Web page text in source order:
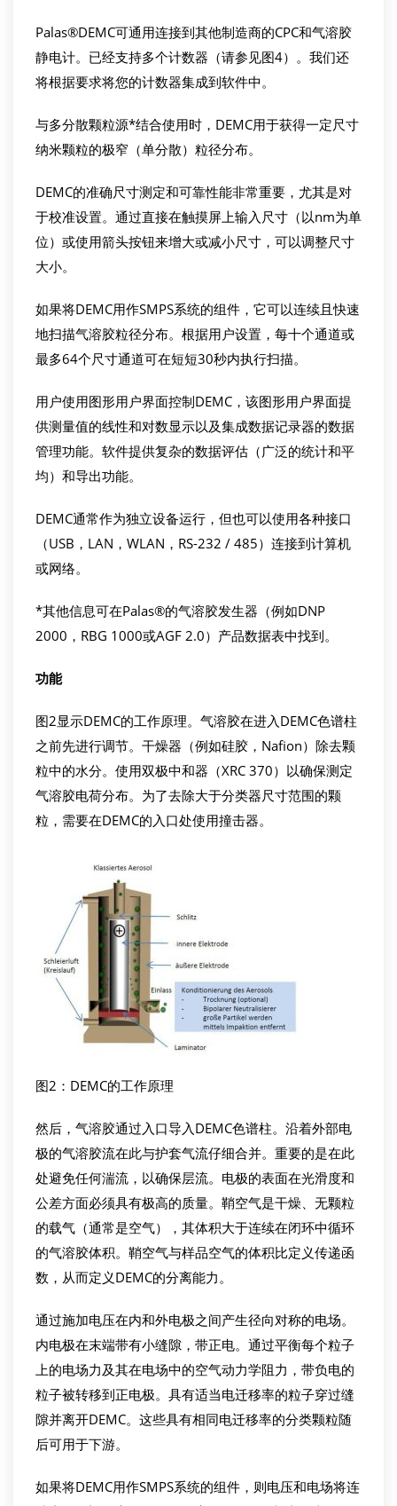
Palas®DEMC可通用连接到其他制造商的CPC和气溶胶
静电计。已经支持多个计数器（请参见图4）。我们还
将根据要求将您的计数器集成到软件中。
与多分散颗粒源*结合使用时，DEMC用于获得一定尺寸
纳米颗粒的极窄（单分散）粒径分布。
DEMC的准确尺寸测定和可靠性能非常重要，尤其是对
于校准设置。通过直接在触摸屏上输入尺寸（以nm为单
位）或使用箭头按钮来增大或减小尺寸，可以调整尺寸
大小。
如果将DEMC用作SMPS系统的组件，它可以连续且快速
地扫描气溶胶粒径分布。根据用户设置，每十个通道或
最多64个尺寸通道可在短短30秒内执行扫描。
用户使用图形用户界面控制DEMC，该图形用户界面提
供测量值的线性和对数显示以及集成数据记录器的数据
管理功能。软件提供复杂的数据评估（广泛的统计和平
均）和导出功能。
DEMC通常作为独立设备运行，但也可以使用各种接口
（USB，LAN，WLAN，RS-232 / 485）连接到计算机
或网络。
*其他信息可在Palas®的气溶胶发生器（例如DNP
2000，RBG 1000或AGF 2.0）产品数据表中找到。
功能
图2显示DEMC的工作原理。气溶胶在进入DEMC色谱柱
之前先进行调节。干燥器（例如硅胶，Nafion）除去颗
粒中的水分。使用双极中和器（XRC 370）以确保测定
气溶胶电荷分布。为了去除大于分类器尺寸范围的颗
粒，需要在DEMC的入口处使用撞击器。
图2：DEMC的工作原理
然后，气溶胶通过入口导入DEMC色谱柱。沿着外部电
极的气溶胶流在此与护套气流仔细合并。重要的是在此
处避免任何湍流，以确保层流。电极的表面在光滑度和
公差方面必须具有极高的质量。鞘空气是干燥、无颗粒
的载气（通常是空气），其体积大于连续在闭环中循环
的气溶胶体积。鞘空气与样品空气的体积比定义传递函
数，从而定义DEMC的分离能力。
通过施加电压在内和外电极之间产生径向对称的电场。
内电极在末端带有小缝隙，带正电。通过平衡每个粒子
上的电场力及其在电场中的空气动力学阻力，带负电的
粒子被转移到正电极。具有适当电迁移率的粒子穿过缝
隙并离开DEMC。这些具有相同电迁移率的分类颗粒随
后可用于下游。
如果将DEMC用作SMPS系统的组件，则电压和电场将连